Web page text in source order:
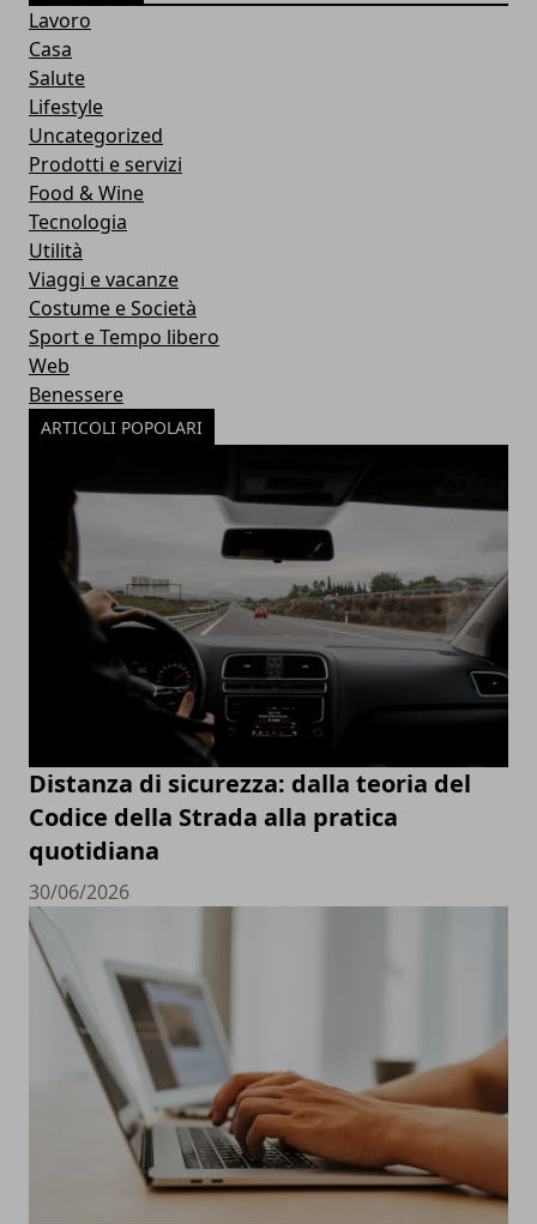
Lavoro
Casa
Salute
Lifestyle
Uncategorized
Prodotti e servizi
Food & Wine
Tecnologia
Utilità
Viaggi e vacanze
Costume e Società
Sport e Tempo libero
Web
Benessere
ARTICOLI POPOLARI
Distanza di sicurezza: dalla teoria del
Codice della Strada alla pratica
quotidiana
30/06/2026